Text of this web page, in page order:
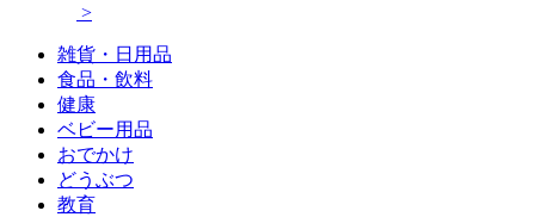
>
雑貨・日用品
食品・飲料
健康
ベビー用品
おでかけ
どうぶつ
教育